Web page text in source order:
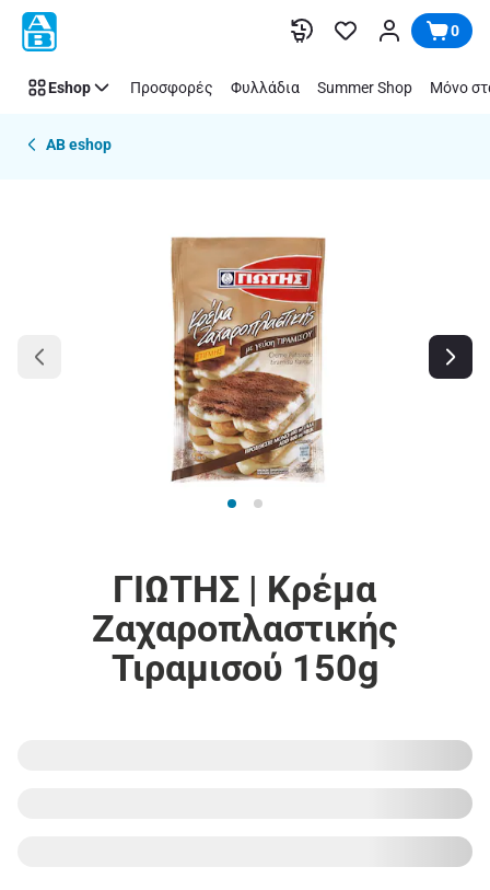
Παράλειψη 0
Eshop Προσφορές Φυλλάδια Summer Shop Μόνο
AB eshop
ΓΙΩΤΗΣ | Κρέμα
Ζαχαροπλαστικής
Τιραμισού 150g